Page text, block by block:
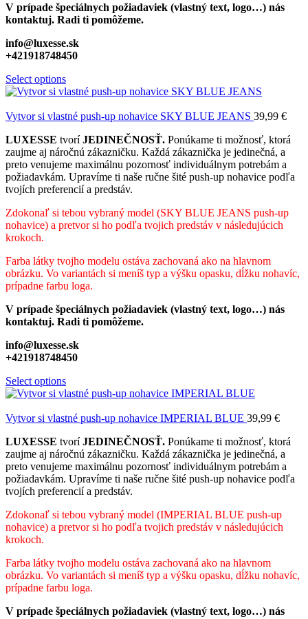
V prípade špeciálnych požiadaviek (vlastný text, logo…) nás
kontaktuj. Radi ti pomôžeme.
info@luxesse.sk
+421918748450
Select options
Vytvor si vlastné push-up nohavice SKY BLUE JEANS 39,99 €
LUXESSE tvoríJEDINEČNOSŤ. Ponúkame ti možnosť, ktorá
zaujme aj náročnú zákazničku. Každá zákaznička je jedinečná, a
preto venujeme maximálnu pozornosť individuálnym potrebám a
požiadavkám. Upravíme ti naše ručne šité push-up nohavice podľa
tvojích preferencií a predstáv.
Zdokonaľ si tebou vybraný model (SKY BLUE JEANS push-up
nohavice) a pretvor si ho podľa tvojich predstáv v následujúcich
krokoch.
Farba látky tvojho modelu ostáva zachovaná ako na hlavnom
obrázku. Vo variantách si meníš typ a výšku opasku, dĺžku nohavíc,
prípadne farbu loga.
V prípade špeciálnych požiadaviek (vlastný text, logo…) nás
kontaktuj. Radi ti pomôžeme.
info@luxesse.sk
+421918748450
Select options
Vytvor si vlastné push-up nohavice IMPERIAL BLUE 39,99 €
LUXESSE tvoríJEDINEČNOSŤ. Ponúkame ti možnosť, ktorá
zaujme aj náročnú zákazničku. Každá zákaznička je jedinečná, a
preto venujeme maximálnu pozornosť individuálnym potrebám a
požiadavkám. Upravíme ti naše ručne šité push-up nohavice podľa
tvojích preferencií a predstáv.
Zdokonaľ si tebou vybraný model (IMPERIAL BLUE push-up
nohavice) a pretvor si ho podľa tvojich predstáv v následujúcich
krokoch.
Farba látky tvojho modelu ostáva zachovaná ako na hlavnom
obrázku. Vo variantách si meníš typ a výšku opasku, dĺžku nohavíc,
prípadne farbu loga.
V prípade špeciálnych požiadaviek (vlastný text, logo…) nás